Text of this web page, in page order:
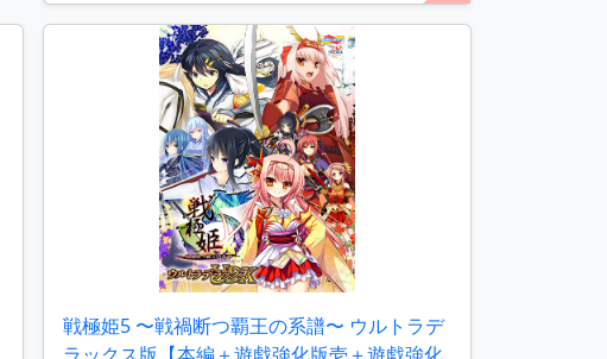
戦極姫5 〜戦禍断つ覇王の系譜〜 ウルトラデ